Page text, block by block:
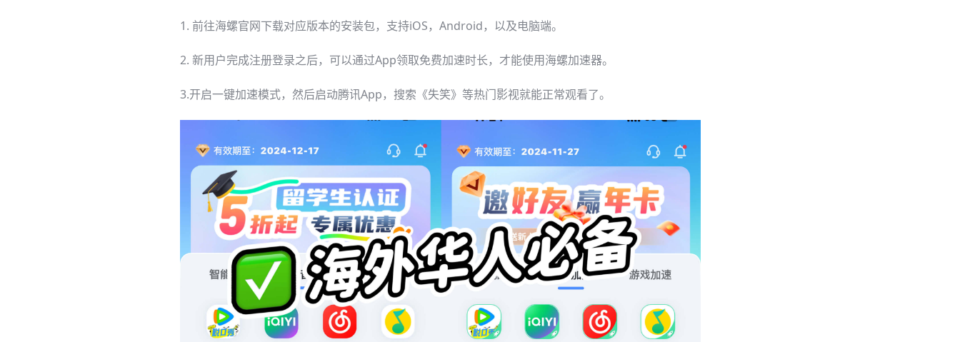
1. 前往海螺官网下载对应版本的安装包，支持iOS，Android，以及电脑端。
2. 新用户完成注册登录之后，可以通过App领取免费加速时长，才能使用海螺加速器。
3.开启一键加速模式，然后启动腾讯App，搜索《失笑》等热门影视就能正常观看了。